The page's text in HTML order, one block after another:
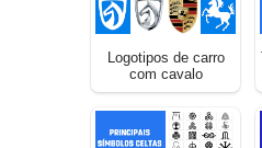
Logotipos de carro
com cavalo